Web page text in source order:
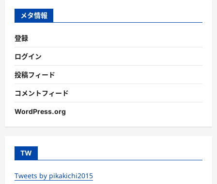
ー
メタ情報
登録
ログイン
投稿フィード
コメントフィード
WordPress.org
TW
Tweets by pikakichi2015